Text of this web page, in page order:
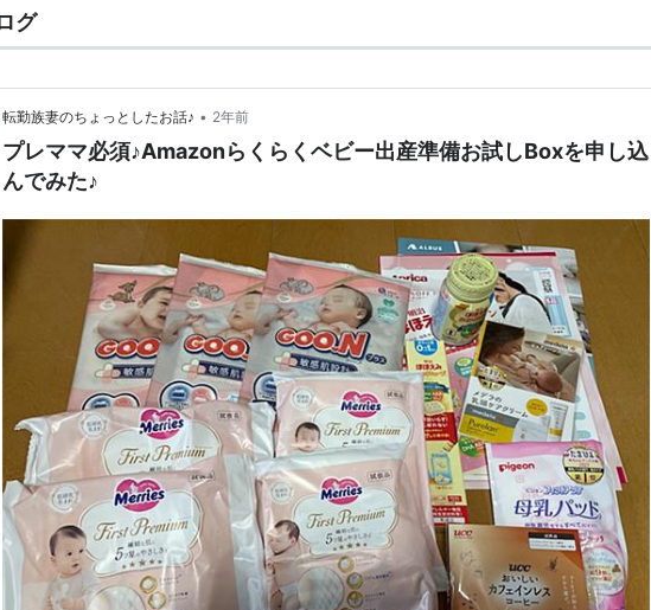
グ
転勤族妻のちょっとしたお話♪ • 2年前
プレママ必須♪Amazonらくらくベビー出産準備お試しBoxを申し込
んでみた♪